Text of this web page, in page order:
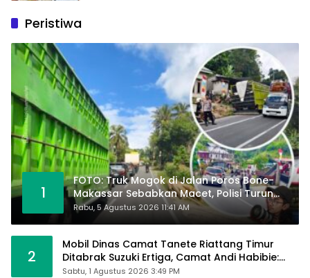
Peristiwa
1
FOTO: Truk Mogok di Jalan Poros Bone-
Makassar Sebabkan Macet, Polisi Turun
Tangan
Rabu, 5 Agustus 2026 11:41 AM
2
Mobil Dinas Camat Tanete Riattang Timur
Ditabrak Suzuki Ertiga, Camat Andi Habibie:
Alhamdulillah Saya Baik-Baik Saja
Sabtu, 1 Agustus 2026 3:49 PM